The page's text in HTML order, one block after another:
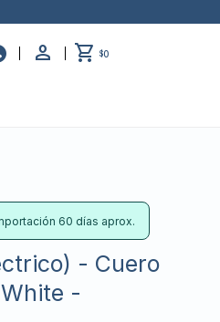
$0
60 días aprox.
- Cuero
-